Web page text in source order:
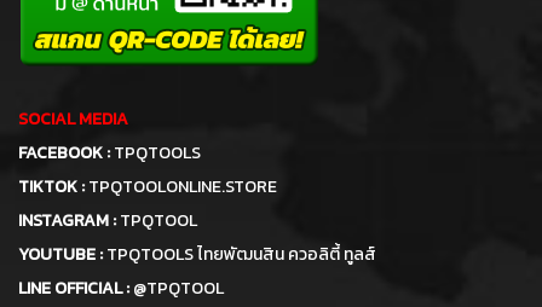
SOCIAL MEDIA
FACEBOOK :TPQTOOLS
TIKTOK :TPQTOOLONLINE.STORE
INSTAGRAM :TPQTOOL
YOUTUBE :TPQTOOLS ไทยพัฒนสิน ควอลิตี้ ทูลส์
LINE OFFICIAL :@TPQTOOL